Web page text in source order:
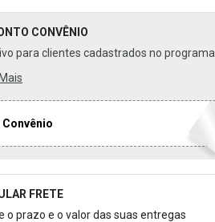
CONVÊNIO
para clientes cadastrados no programa
para Calcular o Frete
FRETE
o prazo e o valor das suas entregas